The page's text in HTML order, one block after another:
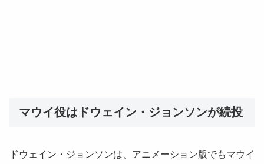
マウイ役はドウェイン・ジョンソンが続投
ドウェイン・ジョンソンは、アニメーション版でもマウイ